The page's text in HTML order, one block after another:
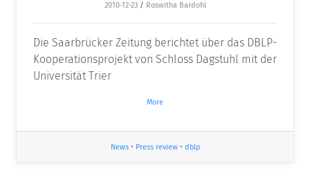
2010-12-23 / Roswitha Bardohl
Die Saarbrücker Zeitung berichtet über das DBLP-
Kooperationsprojekt von Schloss Dagstuhl mit der
Universität Trier
More
News• Press review• dblp